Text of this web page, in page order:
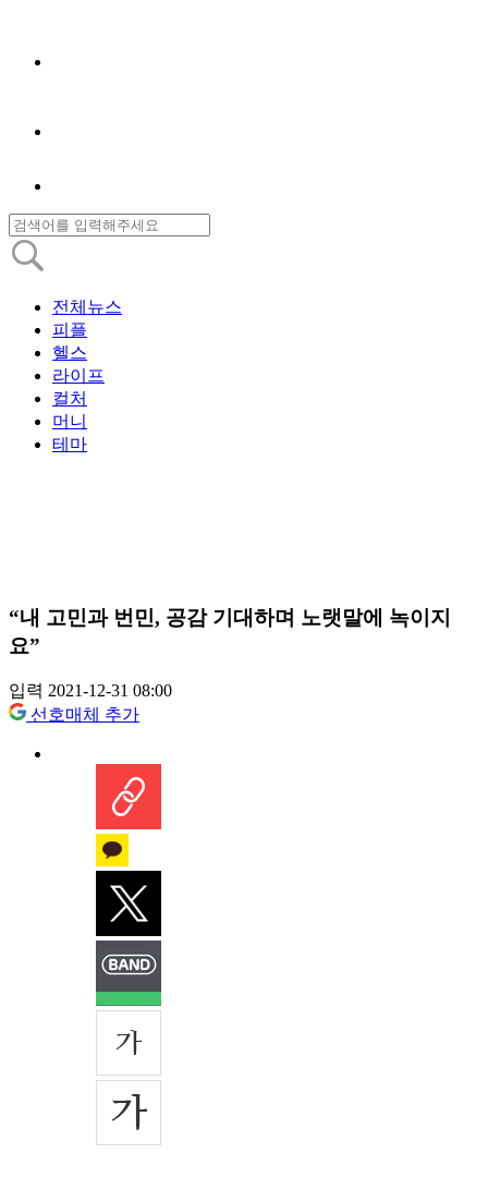
전체뉴스
피플
헬스
라이프
컬처
머니
테마
“내 고민과 번민, 공감 기대하며 노랫말에 녹이지
요”
입력 2021-12-31 08:00
선호매체 추가